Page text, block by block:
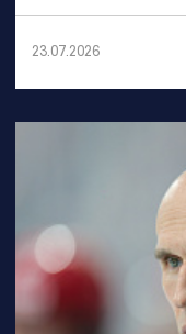
23.07.2026